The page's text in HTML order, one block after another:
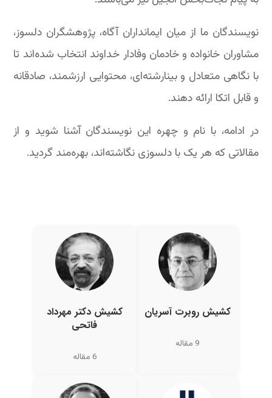
نویسندگان ما از میان ایمانداران آگاه، پژوهشگران دلسوز،
مشاوران خانواده و خادمان وفادار خداوند انتخاب شده‌اند تا
با نگاهی متعادل و بینارشته‌ای، محتوایی ارزشمند، صادقانه
و قابل اتکا ارائه دهند.
در ادامه، با نام و چهره این نویسندگان آشنا شوید و از
مقالاتی که هر یک با دلسوزی نگاشته‌اند، بهره‌مند گردید.
کشیش روبرت آسریان
9 مقاله
کشیش دکتر مهرداد
فاتحی
6 مقاله